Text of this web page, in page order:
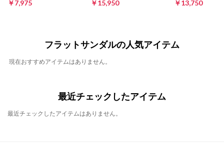
￥7,975 ￥15,950 ￥13,750
フラットサンダルの人気アイテム
現在おすすめアイテムはありません。
最近チェックしたアイテム
最近チェックしたアイテムはありません。